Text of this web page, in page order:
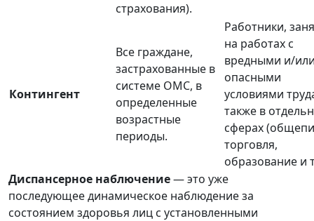
страхования).
Контингент
Все граждане,
застрахованные в
системе ОМС, в
определенные
возрастные
периоды.
Работники,
на работах с
вредными и/
опасными
условиями
также в
сферах
торговля,
образование и
Диспансерное наблючение— это уже
последующее динамическое наблюдение за
состоянием здоровья лиц с установленными